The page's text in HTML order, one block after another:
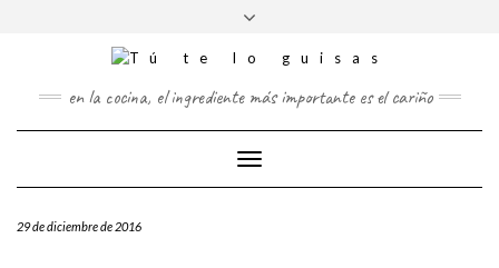
TWITTERPINTEREST
cabecera
en la cocina, el ingrediente más importante es el cariño
Cambiar
modo
29 de diciembre de 2016